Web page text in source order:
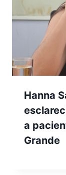
Hanna
a
Grande